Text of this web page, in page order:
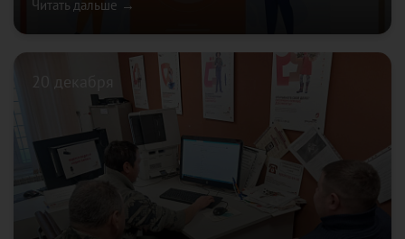
Читать дальше →
20 декабря